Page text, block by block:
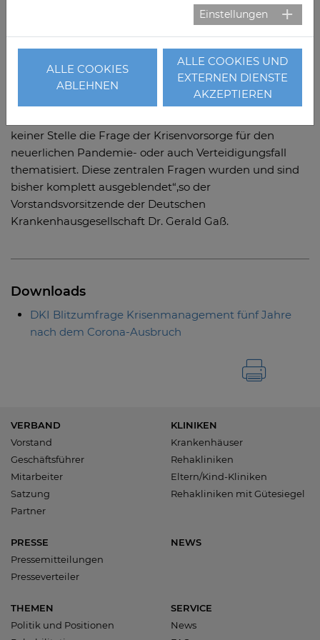
zusätzliche Kapazitäten vorhalten müssen, war eine der
eindeutigen Lehren aus der Pandemie. Statt
Kapazitäten zu sichern und weiter auszubauen, baut sie
die aktuelle Gesundheitspolitik eher ab. Die
keiner Stelle die Frage der Krisenvorsorge für den
neuerlichen Pandemie- oder auch Verteidigungsfall
thematisiert. Diese zentralen Fragen wurden und sind
bisher komplett ausgeblendet“,so der
Vorstandsvorsitzende der Deutschen
Krankenhausgesellschaft Dr. Gerald Gaß.
Downloads
DKI Blitzumfrage Krisenmanagement fünf Jahre
nach dem Corona-Ausbruch
VERBAND
Vorstand
Geschäftsführer
Mitarbeiter
Satzung
Partner
KLINIKEN
Krankenhäuser
Rehakliniken
Eltern/Kind-Kliniken
Rehakliniken mit Gütesiegel
PRESSE
Pressemitteilungen
Presseverteiler
NEWS
THEMEN
Politik und Positionen
SERVICE
News
Einstellungen
ALLE COOKIES
ABLEHNEN
ALLE COOKIES UND
EXTERNEN DIENSTE
AKZEPTIEREN